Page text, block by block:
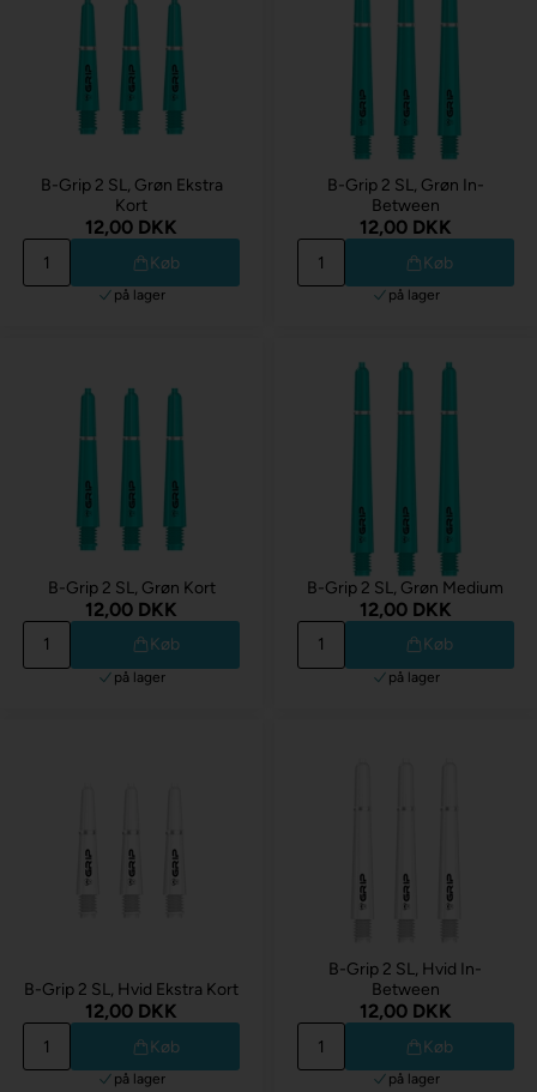
B-Grip 2 SL, Grøn Ekstra
Kort
12,00 DKK
Køb
på lager
B-Grip 2 SL, Grøn In-
Between
12,00 DKK
Køb
på lager
B-Grip 2 SL, Grøn Kort
12,00 DKK
Køb
på lager
B-Grip 2 SL, Grøn Medium
12,00 DKK
Køb
på lager
B-Grip 2 SL, Hvid Ekstra Kort
12,00 DKK
Køb
på lager
B-Grip 2 SL, Hvid In-
Between
12,00 DKK
Køb
på lager